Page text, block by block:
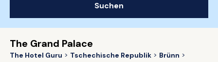
Suchen
The Grand Palace
The Hotel Guru Tschechische Republik
Brünn